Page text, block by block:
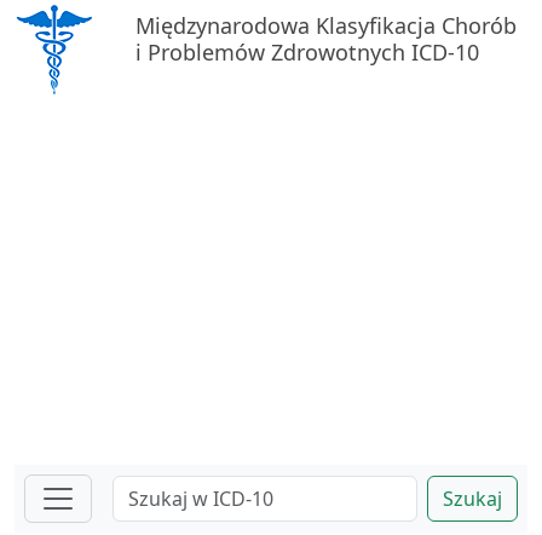
Międzynarodowa Klasyfikacja Chorób
i Problemów Zdrowotnych ICD-10
Szukaj